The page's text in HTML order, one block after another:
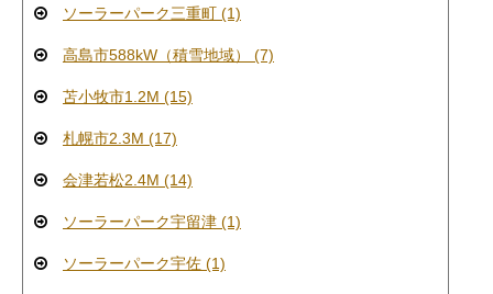
ソーラーパーク三重町 (1)
高島市588kW（積雪地域） (7)
苫小牧市1.2M (15)
札幌市2.3M (17)
会津若松2.4M (14)
ソーラーパーク宇留津 (1)
ソーラーパーク宇佐 (1)